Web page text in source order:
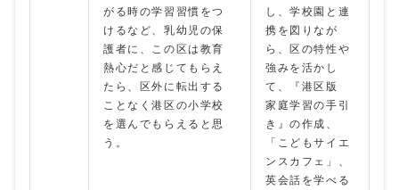
がる時の学習習慣をつ
けるなど、乳幼児の保
護者に、この区は教育
熱心だと感じてもらえ
たら、区外に転出する
ことなく港区の小学校
を選んでもらえると思
う。
し、学校園と連
携を図りなが
ら、区の特性や
強みを活かし
て、『港区版
家庭学習の手引
き』の作成、
「こどもサイエ
ンスカフェ」、
英会話を学べる